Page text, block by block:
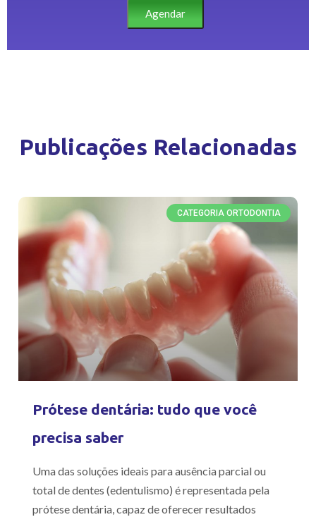
Agendar
Publicações Relacionadas
CATEGORIA ORTODONTIA
Prótese dentária: tudo que você
precisa saber
Uma das soluções ideais para ausência parcial ou
total de dentes (edentulismo) é representada pela
prótese dentária, capaz de oferecer resultados